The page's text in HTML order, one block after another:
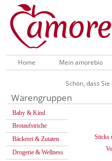
Home Mein amorebio
Schön, dass
Warengruppen
Baby & Kind
Brotaufstriche
Bäckerei & Zutaten
Drogerie & Wellness
Sticks